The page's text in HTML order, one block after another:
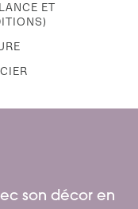
ET
son décor en